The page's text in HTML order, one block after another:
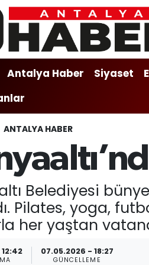
Antalya Haber Siyaset
ANTALYA HABER
Belediyesi
Pilates, yoga,
her yaştan
07.05.2026 - 18:27
GÜNCELLEME
Eczaneler
Durumu
Yoğunluk Haritası
ve Fikstür